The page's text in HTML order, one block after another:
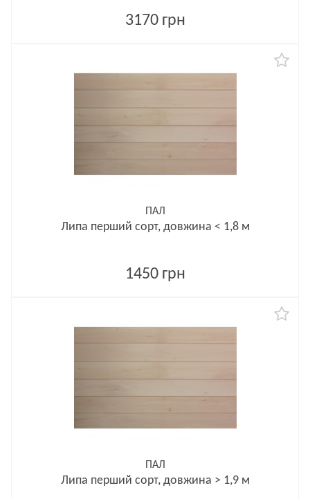
3170 грн
ПАЛ
Липа перший сорт, довжина < 1,8 м
1450 грн
ПАЛ
Липа перший сорт, довжина > 1,9 м